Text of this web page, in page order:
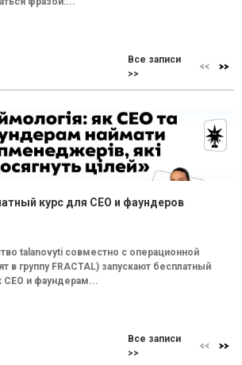
Все записи
>>
курс для CEO и фаундеров
talanovyti совместно с операционной
в группу FRACTAL) запускают бесплатный
СEO и фаундерам...
Все записи
>>